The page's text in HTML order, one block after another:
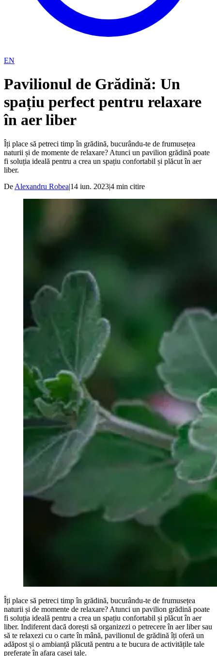
EN
Pavilionul de Grădină: Un
spațiu perfect pentru relaxare
în aer liber
Îți place să petreci timp în grădină, bucurându-te de frumusețea
naturii și de momente de relaxare? Atunci un pavilion grădină poate
fi soluția ideală pentru a crea un spațiu confortabil și plăcut în aer
liber.
De Alexandru Robea|14 iun. 2023|4 min citire
Îți place să petreci timp în grădină, bucurându-te de frumusețea
naturii și de momente de relaxare? Atunci un pavilion grădină poate
fi soluția ideală pentru a crea un spațiu confortabil și plăcut în aer
liber. Indiferent dacă dorești să organizezi o petrecere în aer liber sau
să te relaxezi cu o carte în mână, pavilionul de grădină îți oferă un
adăpost și o ambianță plăcută pentru a te bucura de activitățile tale
preferate în afara casei tale.